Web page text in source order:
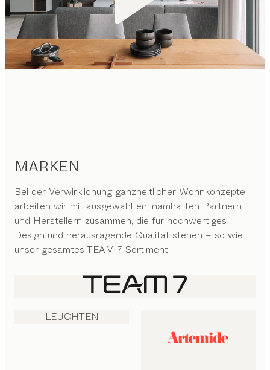
MARKEN
Bei der Verwirklichung ganzheitlicher Wohnkonzepte
arbeiten wir mit ausgewählten, namhaften Partnern
und Herstellern zusammen, die für hochwertiges
Design und herausragende Qualität stehen – so wie
unser gesamtes TEAM 7 Sortiment.
LEUCHTEN